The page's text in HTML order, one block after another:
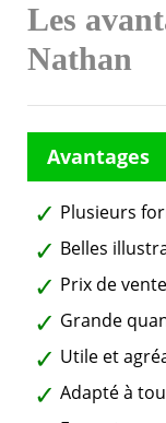
Les
Nathan
Plusieurs
Belles
Prix de
Grande
Utile et
Adapté à